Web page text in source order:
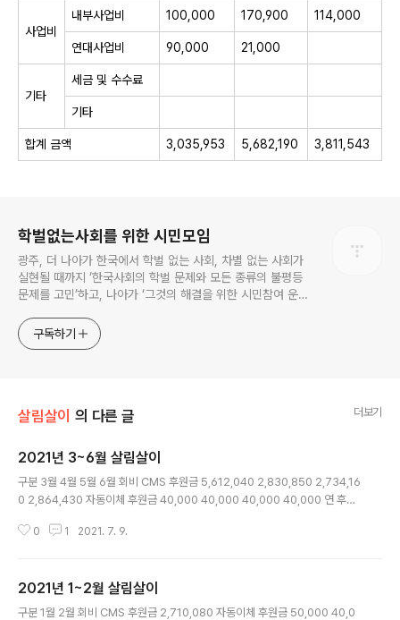
사업비
내부사업비 100,000 170,900 114,000
연대사업비 90,000 21,000
기타
세금 및 수수료
기타
합계 금액 3,035,953 5,682,190 3,811,543
학벌없는사회를 위한 시민모임
광주, 더 나아가 한국에서 학벌 없는 사회, 차별 없는 사회가
실현될 때까지 ‘한국사회의 학벌 문제와 모든 종류의 불평등
문제를 고민’하고, 나아가 ‘그것의 해결을 위한 시민참여 운
구독하기
살림살이 의 다른 글 더보기
2021년 3~6월 살림살이
구분 3월 4월 5월 6월 회비 CMS 후원금 5,612,040 2,830,850 2,734,16
0 2,864,430 자동이체 후원금 40,000 40,000 40,000 40,000 연 후원
후원금 기타 수입 판매기금 결산이자 356 부채 일자리 안정자금 기타 257,15
90 급여 2,198,680 2,198,680 2,198,680 2,198,680 역량기금 100,00
0 50,000 50,000 50,000 상여금 퇴직..
0 1 2021. 7. 9.
2021년 1~2월 살림살이
구분 1월 2월 회비 CMS 후원금 2,710,080 자동이체 후원금 50,000 40,0